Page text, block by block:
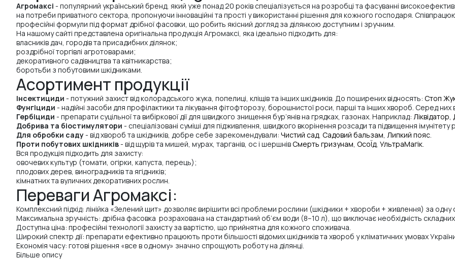
Агромаксі - популярний український бренд, який уже понад 20 років спеціалізується на розробці та фасуванні
на потреби приватного сектора, пропонуючи інноваційні та прості у використанні рішення для кожного господаря.
професійні формули під формат дрібної фасовки, що робить якісний догляд за ділянкою доступним і зручним.
На нашому сайті представлена оригінальна продукція Агромаксі, яка ідеально підходить для:
власників дач, городів та присадибних ділянок;
роздрібної торгівлі агротоварами;
декоративного садівництва та квітникарства;
боротьби з побутовими шкідниками.
Асортимент продукції
Інсектициди - потужний захист від колорадського жука, попелиці, кліщів та інших шкідників. До поширених відносять: Стоп
Фунгіциди - надійні засоби для профілактики та лікування фітофторозу, борошнистої роси, парші та інших хвороб. Серед них
Гербіциди - препарати суцільної та вибіркової дії для швидкого знищення бур’янів на грядках, газонах. Наприклад: Ліквідатор,
Добрива та біостимулятори - спеціалізовані суміші для підживлення, швидкого вкорінення розсади та підвищення
Для обробки саду- від хвороб та шкідників, добре себе зарекомендували: Чистий сад, Садовий бальзам, Липкий пояс.
Проти побутових шкідників- від щурів та мишей, мурах, тарганів, ос і шершнівСмерть гризунам, ОсоЇд, УльтраМагік.
Вся продукція підходить для захисту:
овочевих культур (томати, огірки, капуста, перець);
плодових дерев, виноградників та ягідників;
кімнатних та вуличних декоративних рослин.
Переваги Агромаксі:
Комплексний підхід: лінійка «Зелений щит» дозволяє вирішити всі проблеми рослини (шкідники + хвороби + живлення) за
Максимальна зручність: дрібна фасовка розрахована на стандартний об’єм води (8–10 л), що виключає необхідність складних
Доступна ціна: професійні технології захисту за вартістю, що прийнятна для кожного споживача.
Широкий спектр дії: препарати ефективно працюють проти більшості відомих шкідників та хвороб у кліматичних умовах
Економія часу: готові рішення «все в одному» значно спрощують роботу на ділянці.
Більше опису